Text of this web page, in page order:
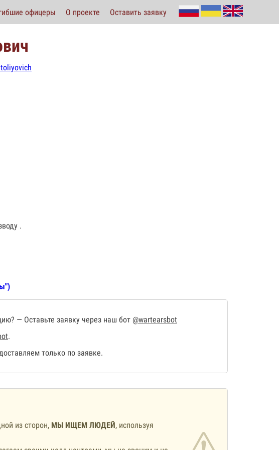
офицеры О проекте Оставить заявку
.
— Оставьте заявку через наш бот @wartearsbot
.
только по заявке.
из сторон, МЫ ИЩЕМ ЛЮДЕЙ, используя